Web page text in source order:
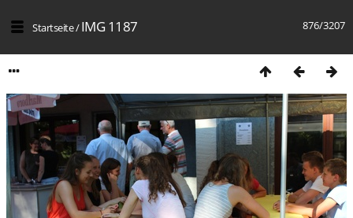
876/3207
Startseite/IMG 1187